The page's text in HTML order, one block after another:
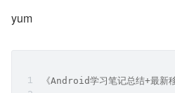
yum
《Android学习笔记总结+最新